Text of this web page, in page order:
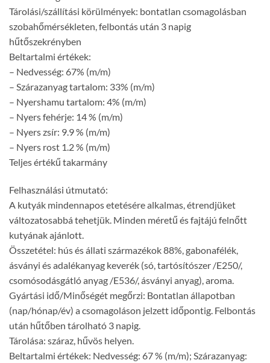
Tárolási/szállítási körülmények: bontatlan csomagolásban
szobahőmérsékleten, felbontás után 3 napig
hűtőszekrényben
Beltartalmi értékek:
– Nedvesség: 67% (m/m)
– Szárazanyag tartalom: 33% (m/m)
– Nyershamu tartalom: 4% (m/m)
– Nyers fehérje: 14 % (m/m)
– Nyers zsír: 9.9 % (m/m)
– Nyers rost 1.2 % (m/m)
Teljes értékű takarmány
Felhasználási útmutató:
A kutyák mindennapos etetésére alkalmas, étrendjüket
változatosabbá tehetjük. Minden méretű és fajtájú felnőtt
kutyának ajánlott.
Összetétel: hús és állati származékok 88%, gabonafélék,
ásványi és adalékanyag keverék (só, tartósítószer /E250/,
csomósodásgátló anyag /E536/, ásványi anyag), aroma.
Gyártási idő/Minőségét megőrzi: Bontatlan állapotban
(nap/hónap/év) a csomagoláson jelzett időpontig. Felbontás
után hűtőben tárolható 3 napig.
Tárolása: száraz, hűvös helyen.
Beltartalmi értékek: Nedvesség: 67 % (m/m); Szárazanyag: